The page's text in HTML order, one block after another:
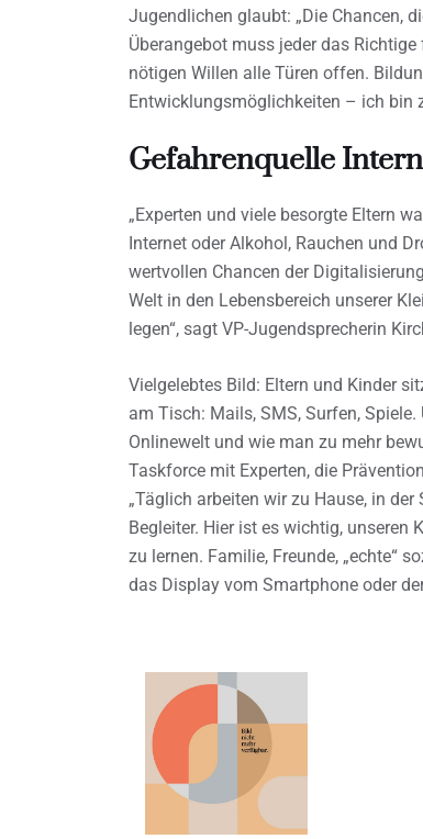
Jugendlichen glaubt: „Die Chancen,
Überangebot muss jeder das
nötigen Willen alle Türen offen.
Entwicklungsmöglichkeiten – ich bin
Gefahrenquelle
„Experten und viele besorgte Eltern
Internet oder Alkohol, Rauchen und
wertvollen Chancen der
Welt in den Lebensbereich unserer
legen“, sagt VP-Jugendsprecherin
Vielgelebtes Bild: Eltern und Kinder
am Tisch: Mails, SMS, Surfen,
Onlinewelt und wie man zu mehr
Taskforce mit Experten, die
„Täglich arbeiten wir zu Hause, in
Begleiter. Hier ist es wichtig,
zu lernen. Familie, Freunde, „echte“
das Display vom Smartphone oder